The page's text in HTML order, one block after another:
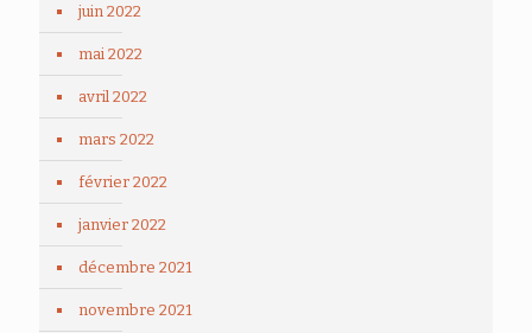
juin 2022
mai 2022
avril 2022
mars 2022
février 2022
janvier 2022
décembre 2021
novembre 2021